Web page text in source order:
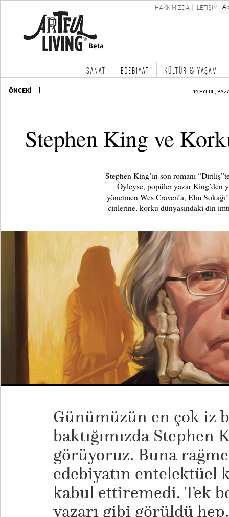
HAKKIMIZDA İLETİŞİM
SANAT EDEBİYAT KÜLTÜR & YAŞAM
ÖNCEKİ 14 EYLÜL,
Stephen King ve
Stephen King’in son romanı
Öyleyse, popüler yazar King’den
yönetmen Wes Craven’a, Elm
cinlerine, korku dünyasındaki din
Günümüzün en çok iz
baktığımızda Stephen
görüyoruz. Buna
edebiyatın entelektüel
kabul ettiremedi. Tek
yazarı gibi görüldü